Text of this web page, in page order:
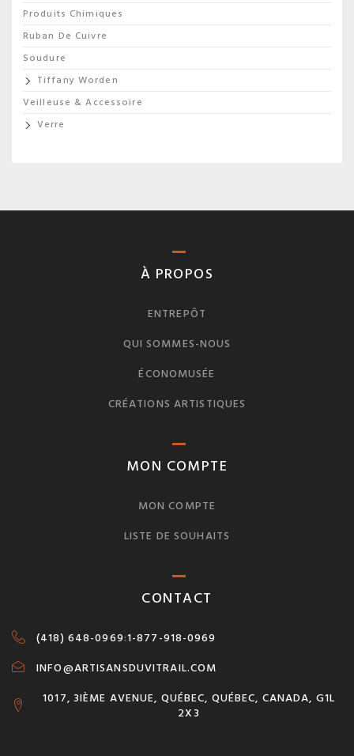
Produits Chimiques
Ruban De Cuivre
Soudure
Tiffany Worden
Veilleuse & Accessoire
Verre
À PROPOS
ENTREPÔT
QUI SOMMES-NOUS
ÉCONOMUSÉE
CRÉATIONS ARTISTIQUES
MON COMPTE
MON COMPTE
LISTE DE SOUHAITS
CONTACT
(418) 648-0969:1-877-918-0969
INFO@ARTISANSDUVITRAIL.COM
1017, 3IÈME AVENUE, QUÉBEC, QUÉBEC, CANADA, G1L
2X3